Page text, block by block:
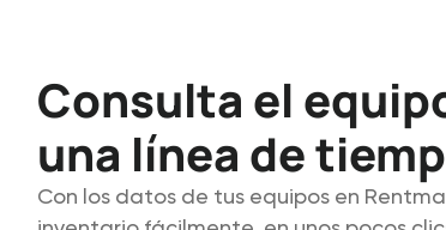
Consulta el
una línea de
Con los datos de tus equipos en